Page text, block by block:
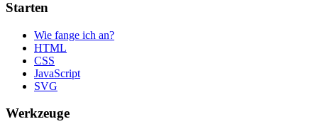
Starten
Wie fange ich an?
HTML
CSS
JavaScript
SVG
Werkzeuge